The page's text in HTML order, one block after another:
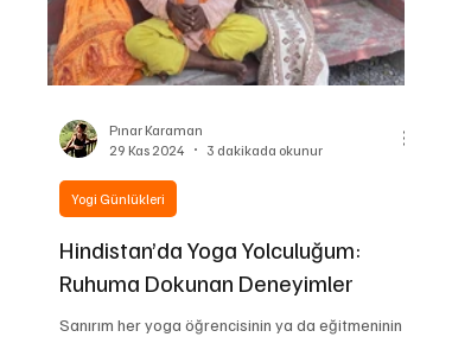
Hindistan’da Yoga Yolculuğum:
Ruhuma Dokunan Deneyimler
Sanırım her yoga öğrencisinin ya da eğitmeninin
Yogi Günlükleri
Pınar Karaman
29 Kas 2024
3 dakikada okunur